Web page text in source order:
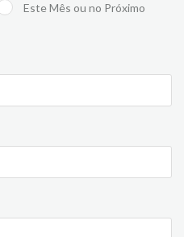
Este Mês ou no Próximo